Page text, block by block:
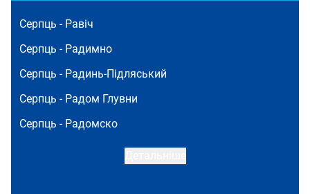
Серпць - Равіч
Серпць - Радимно
Серпць - Радинь-Підляський
Серпць - Радом Глувни
Серпць - Радомско